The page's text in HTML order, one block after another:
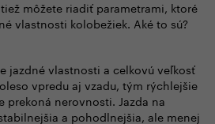
môžete riadiť parametrami, ktoré
vlastnosti kolobežiek. Aké to sú?
jazdné vlastnosti a celkovú veľkosť
vpredu aj vzadu, tým rýchlejšie
prekoná nerovnosti. Jazda na
a pohodlnejšia, ale menej